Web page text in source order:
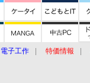
電子工作 特価情報